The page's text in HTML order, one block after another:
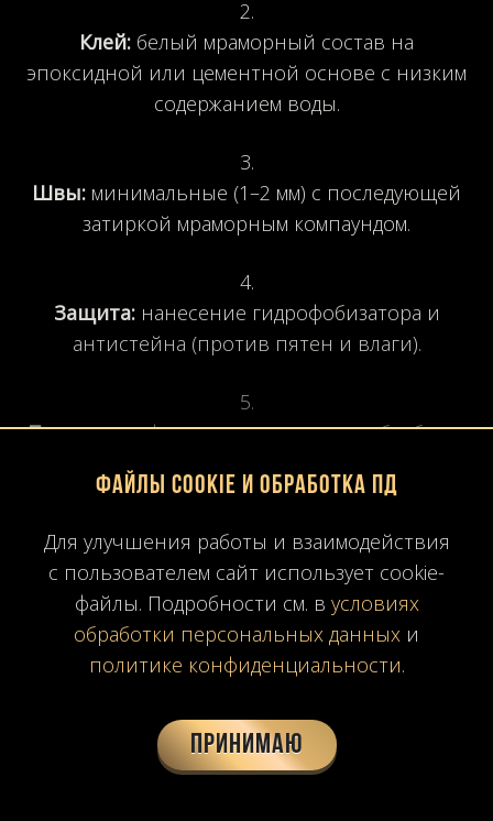
Клей: белый мраморный состав на
эпоксидной или цементной основе с низким
содержанием воды.
Швы: минимальные (1–2 мм) с последующей
затиркой мраморным компаундом.
Защита:нанесение гидрофобизатора и
антистейна (против пятен и влаги).
Полировка:финальная машинная обработка
8. Уход и обслуживание
Основные правила:
средства(pH 7).
Файлы Cookie и обработка ПД
Для улучшения работы и взаимодействия
с пользователем сайт использует cookie-
файлы. Подробности см. в условиях
обработки персональных данных и
политике конфиденциальности.
Принимаю